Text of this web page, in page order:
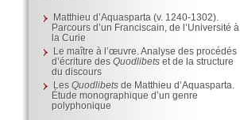
Matthieu d’Aquasparta (v. 1240-1302).
Parcours d’un Franciscain, de l’Université à
la Curie
Le maître à l’œuvre. Analyse des procédés
d’écriture des Quodlibetset de la structure
du discours
Les Quodlibetsde Matthieu d’Aquasparta.
Étude monographique d’un genre
polyphonique